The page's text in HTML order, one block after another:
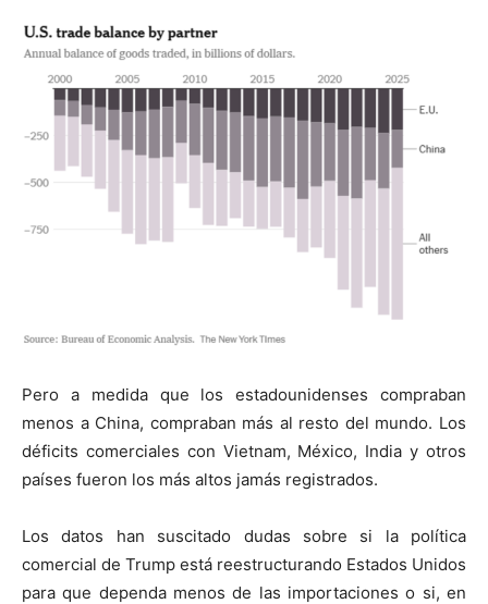
Pero a medida que los estadounidenses compraban
menos a China, compraban más al resto del mundo. Los
déficits comerciales con Vietnam, México, India y otros
países fueron los más altos jamás registrados.
Los datos han suscitado dudas sobre si la política
comercial de Trump está reestructurando Estados Unidos
para que dependa menos de las importaciones o si, en